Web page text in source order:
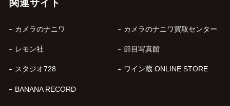
関連サイト
カメラのナニワ カメラのナニワ買取センター
レモン社 節目写真館
スタジオ728 ワイン蔵 ONLINE STORE
BANANA RECORD